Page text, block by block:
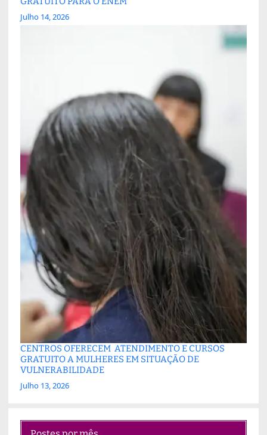
Julho 14, 2026
CENTROS OFERECEM ATENDIMENTO E CURSOS
GRATUITO A MULHERES EM SITUAÇÃO DE
VULNERABILIDADE
Julho 13, 2026